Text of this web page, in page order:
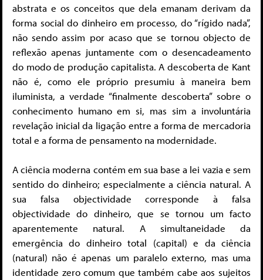
abstrata e os conceitos que dela emanam derivam da
forma social do dinheiro em processo, do “rígido nada”,
não sendo assim por acaso que se tornou objecto de
reflexão apenas juntamente com o desencadeamento
do modo de produção capitalista. A descoberta de Kant
não é, como ele próprio presumiu à maneira bem
iluminista, a verdade “finalmente descoberta” sobre o
conhecimento humano em si, mas sim a involuntária
revelação inicial da ligação entre a forma de mercadoria
total e a forma de pensamento na modernidade.
A ciência moderna contém em sua base a lei vazia e sem
sentido do dinheiro; especialmente a ciência natural. A
sua falsa objectividade corresponde à falsa
objectividade do dinheiro, que se tornou um facto
aparentemente natural. A simultaneidade da
emergência do dinheiro total (capital) e da ciência
(natural) não é apenas um paralelo externo, mas uma
identidade zero comum que também cabe aos sujeitos